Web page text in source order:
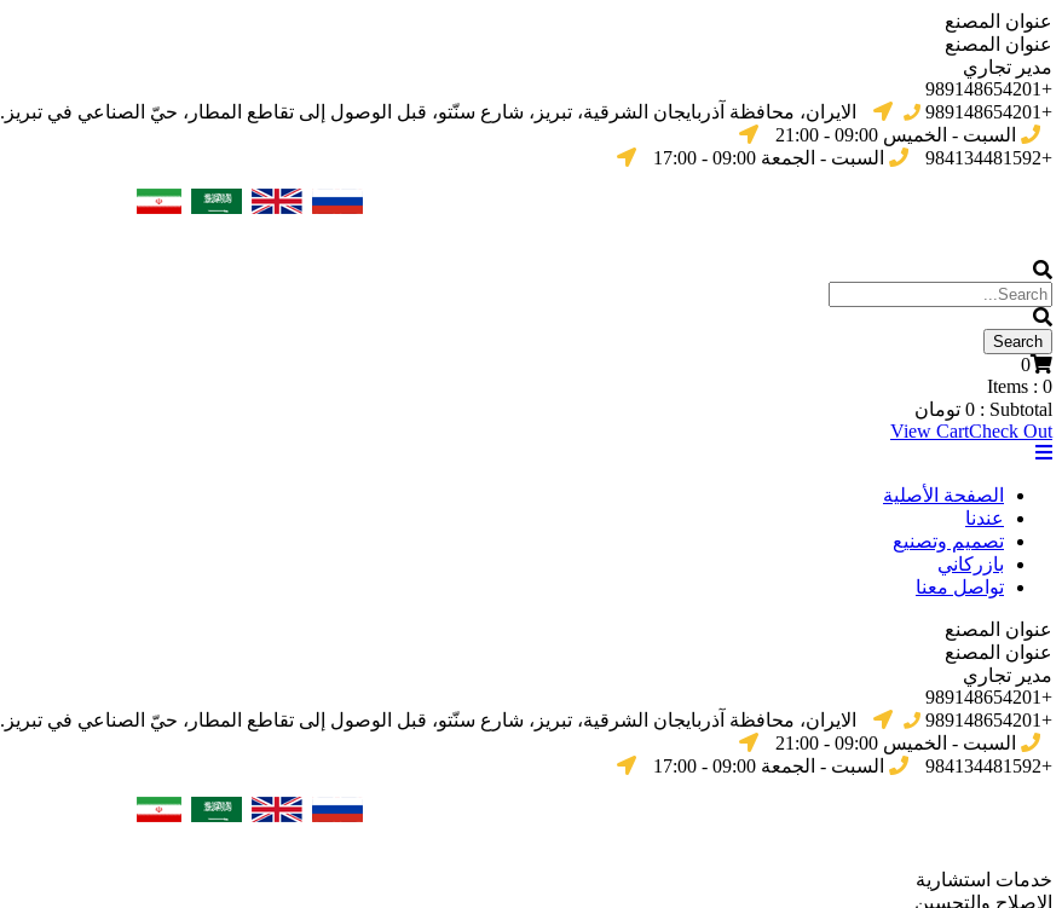
عنوان المصنع
عنوان المصنع
مدير تجاري
+989148654201
+989148654201
الایران، محافظة آذربایجان الشرقیة، تبریز، شارع سنّتو، قبل الوصول إلى تقاطع المطار، حيّ الصناعي في تبریز.
السبت - الخميس 09:00 - 21:00
+984134481592
السبت - الجمعة 09:00 - 17:00
0
Items : 0
Subtotal :
0 تومان
View CartCheck Out
الصفحة الأصلية
عندنا
تصميم وتصنيع
بازركاني
تواصل معنا
عنوان المصنع
عنوان المصنع
مدير تجاري
+989148654201
+989148654201
الایران، محافظة آذربایجان الشرقیة، تبریز، شارع سنّتو، قبل الوصول إلى تقاطع المطار، حيّ الصناعي في تبریز.
السبت - الخميس 09:00 - 21:00
+984134481592
السبت - الجمعة 09:00 - 17:00
خدمات استشارية
الإصلاح والتحسين